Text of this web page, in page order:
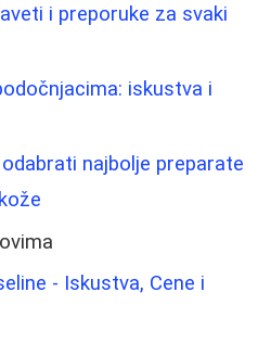
i preporuke za svaki
iskustva i
najbolje preparate
- Iskustva, Cene i